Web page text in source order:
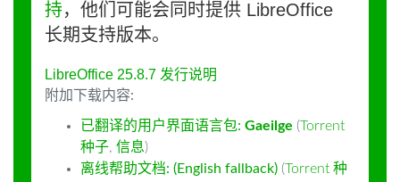
持，他们可能会同时提供 LibreOffice
长期支持版本。
LibreOffice 25.8.7 发行说明
附加下载内容:
已翻译的用户界面语言包: Gaeilge (Torrent
种子, 信息)
离线帮助文档: (English fallback) (Torrent 种